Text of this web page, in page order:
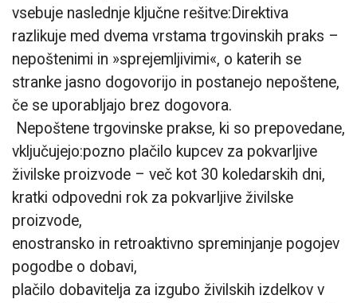
vsebuje naslednje ključne rešitve:Direktiva
razlikuje med dvema vrstama trgovinskih praks –
nepoštenimi in »sprejemljivimi«, o katerih se
stranke jasno dogovorijo in postanejo nepoštene,
če se uporabljajo brez dogovora.
Nepoštene trgovinske prakse, ki so prepovedane,
vključujejo:pozno plačilo kupcev za pokvarljive
živilske proizvode – več kot 30 koledarskih dni,
kratki odpovedni rok za pokvarljive živilske
proizvode,
enostransko in retroaktivno spreminjanje pogojev
pogodbe o dobavi,
plačilo dobavitelja za izgubo živilskih izdelkov v